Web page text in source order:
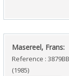
‎Masereel, Frans:‎
Reference : 3879BB
(1985)